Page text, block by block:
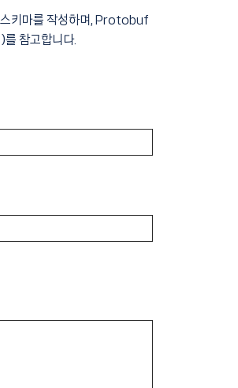
키마를 작성하며, Protobuf
)를 참고합니다.